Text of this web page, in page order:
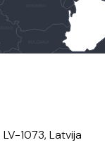
LV-1073, Latvija